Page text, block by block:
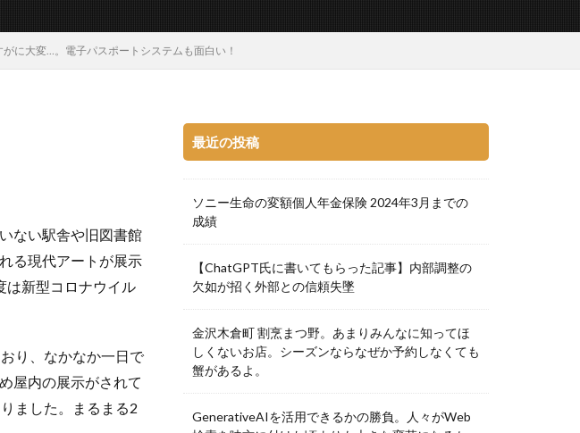
に大変…。電子パスポートシステムも面白い！
ない駅舎や旧図書館
る現代アートが展示
は新型コロナウイル
り、なかなか一日で
屋内の展示がされて
ました。まるまる2
最近の投稿
ソニー生命の変額個人年金保険 2024年3月までの
成績
【ChatGPT氏に書いてもらった記事】内部調整の
欠如が招く外部との信頼失墜
金沢木倉町 割烹まつ野。あまりみんなに知ってほ
しくないお店。シーズンならなぜか予約しなくても
蟹があるよ。
GenerativeAIを活用できるかの勝負。人々がWeb